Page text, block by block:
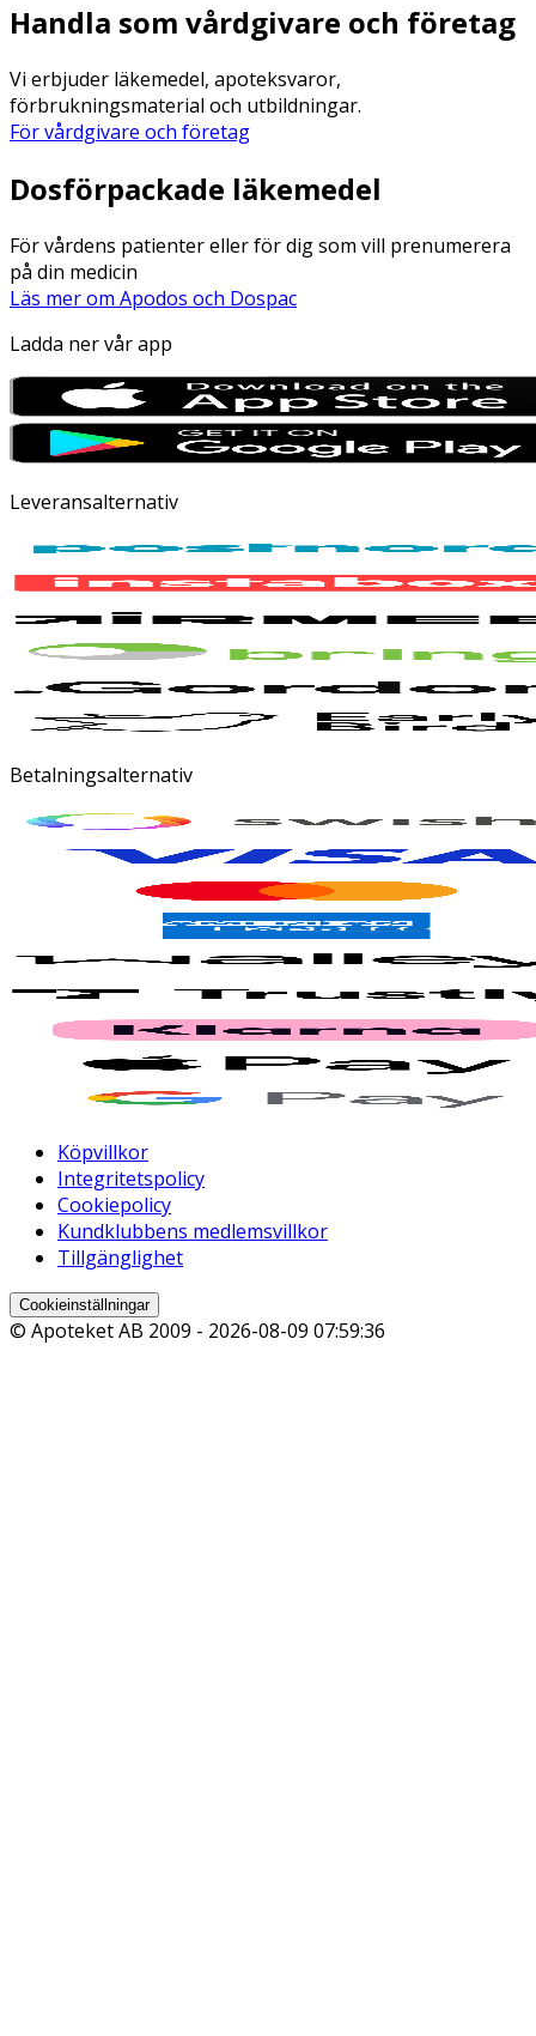
Handla som vårdgivare och företag
Vi erbjuder läkemedel, apoteksvaror,
förbrukningsmaterial och utbildningar.
För vårdgivare och företag
Dosförpackade läkemedel
För vårdens patienter eller för dig som vill prenumerera
på din medicin
Läs mer om Apodos och Dospac
Ladda ner vår app
Leveransalternativ
Betalningsalternativ
Köpvillkor
Integritetspolicy
Cookiepolicy
Kundklubbens medlemsvillkor
Tillgänglighet
Cookieinställningar
© Apoteket AB 2009 - 2026-08-09 07:59:36